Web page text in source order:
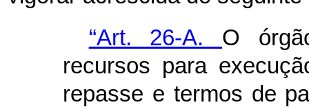
“Art. 26-A. O
recursos para
repasse e termos de